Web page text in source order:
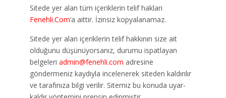
Sitede yer alan tüm içeriklerin telif hakları
Fenehli.Com‘a aittir. İzinsiz kopyalanamaz.
Sitede yer alan içeriklerin telif hakkının size ait
olduğunu düşünüyorsanız, durumu ispatlayan
belgeleri admin@fenehli.com adresine
göndermeniz kaydıyla incelenerek siteden kaldırılır
ve tarafınıza bilgi verilir. Sitemiz bu konuda uyar-